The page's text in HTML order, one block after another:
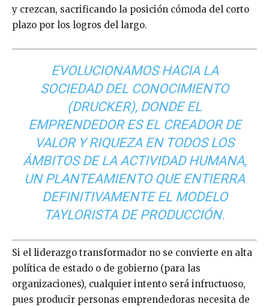
y crezcan, sacrificando la posición cómoda del corto
plazo por los logros del largo.
EVOLUCIONAMOS HACIA LA
SOCIEDAD DEL CONOCIMIENTO
(DRUCKER), DONDE EL
EMPRENDEDOR ES EL CREADOR DE
VALOR Y RIQUEZA EN TODOS LOS
ÁMBITOS DE LA ACTIVIDAD HUMANA,
UN PLANTEAMIENTO QUE ENTIERRA
DEFINITIVAMENTE EL MODELO
TAYLORISTA DE PRODUCCIÓN.
Si el liderazgo transformador no se convierte en alta
política de estado o de gobierno (para las
organizaciones), cualquier intento será infructuoso,
pues producir personas emprendedoras necesita de